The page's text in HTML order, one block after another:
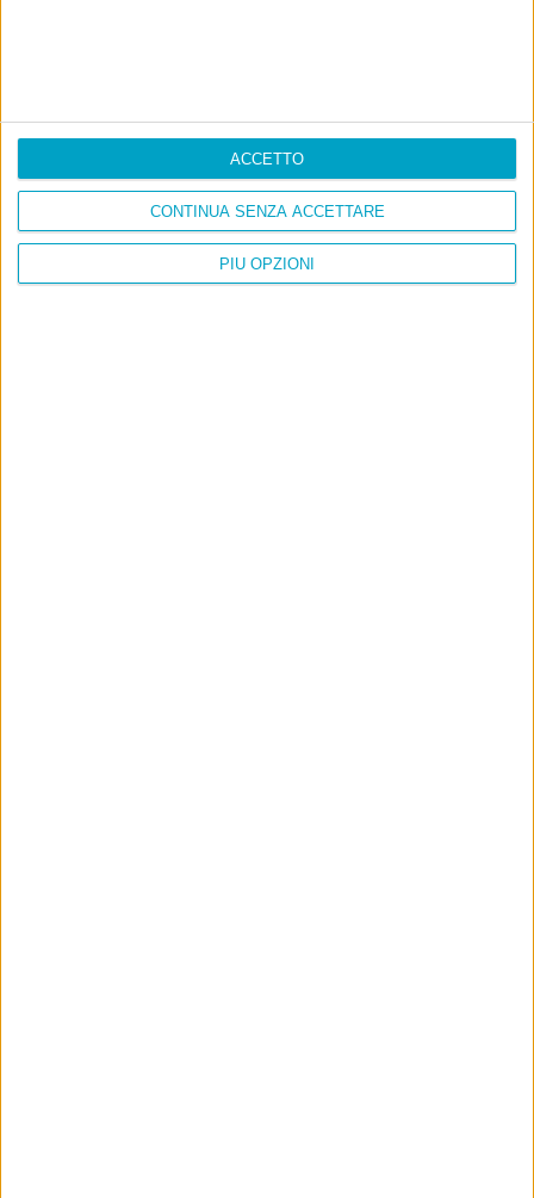
PIÙ OPZIONI
CONTINUA SENZA ACCETTARE
ACCETTO